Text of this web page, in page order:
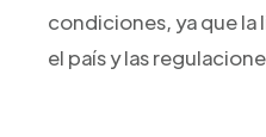
condiciones, ya que la
el país y las